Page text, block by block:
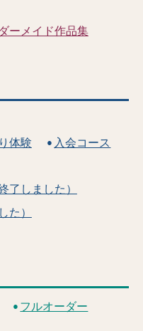
ーメイド作品集
体験
入会コース
了しました）
た）
フルオーダー